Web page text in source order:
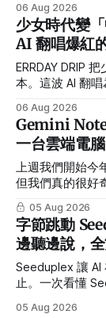
06 Aug 2026
少女時代變
AI 翻唱爆紅
ERRDAY DRIP
本。這波 AI 翻
06 Aug 2026
Gemini
一台雲端電腦
上週我們開始今
但我們真的很好奇
製造業擔任工程
們都認為用 AI
發時間，因為很
你被認定有 AI
句最寫實的話，
阿。 我非常認同，對於需要精密打磨的任務，十個 AI 助手也
沒辦法改變「
孩一樣。而這也
05 Aug 2026
字節跳動
邊聽邊說，
Seeduplex 讓 AI
止。一次看懂
05 Aug 2026